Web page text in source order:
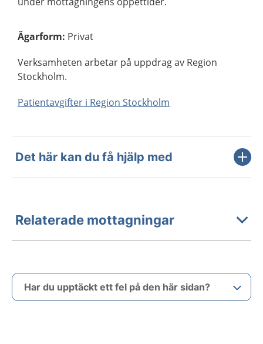
Ägarform: Privat
Verksamheten arbetar på uppdrag av Region
Stockholm.
Patientavgifter i Region Stockholm
Det här kan du få hjälp med
Relaterade mottagningar
Har du upptäckt ett fel på den här sidan?